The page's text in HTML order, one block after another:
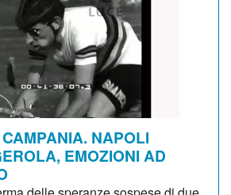
NAPOLI
EMOZIONI AD